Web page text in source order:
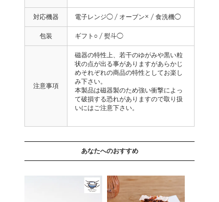
対応機器 電子レンジ◯ / オーブン× / 食洗機◯
包装 ギフト○ / 熨斗◯
注意事項
磁器の特性上、若干のゆがみや黒い粒
状の点が出る事がありますがあらかじ
めそれぞれの商品の特性としてお楽し
み下さい。
本製品は磁器製のため強い衝撃によっ
て破損する恐れがありますので取り扱
いにはご注意下さい。
あなたへのおすすめ